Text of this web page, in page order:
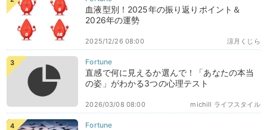
血液型別！2025年の振り返りポイント＆
2026年の運勢
涼月くじら
2025/12/26 08:00
直感で何に見えるか選んで！「あなたの本当
の姿」がわかる3つの心理テスト
michill ライフスタイル
2026/03/08 08:00